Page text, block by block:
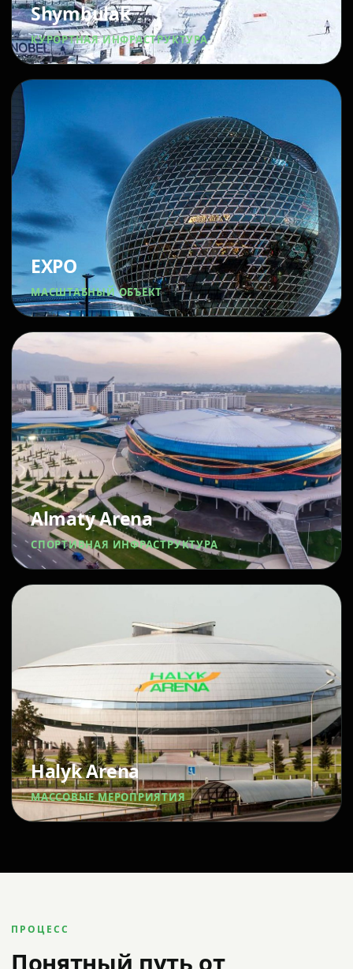
Shymbulak
КУРОРТНАЯ ИНФРАСТРУКТУРА
EXPO
МАСШТАБНЫЙ ОБЪЕКТ
Almaty Arena
СПОРТИВНАЯ ИНФРАСТРУКТУРА
Halyk Arena
МАССОВЫЕ МЕРОПРИЯТИЯ
ПРОЦЕСС
Понятный путь от